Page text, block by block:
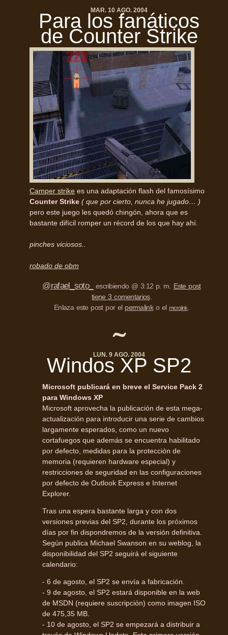
MAR. 10 AGO. 2004
Para los fanáticos
de Counter Strike
Camper strike es una adaptación flash del famosísimo
Counter Strike ( que por cierto, nunca he jugado… )
pero este juego les quedó chingón, ahora que es
bastante difícil romper un récord de los que hay ahí.
pinches viciosos..
robado de obm
@rafael_soto_ escribiendo @ 3:12 p. m. Este post
tiene 3 comentarios.
Enlaza este post por el permalinko el microlink
LUN. 9 AGO. 2004
Windos XP SP2
Microsoft publicará en breve el Service Pack 2
para Windows XP
Microsoft aprovecha la publicación de esta mega-
actualización para introducir una serie de cambios
largamente esperados, como un nuevo
cortafuegos que además se encuentra habilitado
por defecto, medidas para la protección de
memoria (requieren hardware especial) y
restricciones de seguridad en las configuraciones
por defecto de Outlook Express e Internet
Explorer.
Tras una espera bastante larga y con dos
versiones previas del SP2, durante los próximos
días por fin dispondremos de la versión definitiva.
Según publica Michael Swanson en su weblog, la
disponibilidad del SP2 seguirá el siguiente
calendario:
- 6 de agosto, el SP2 se envía a fabricación.
- 9 de agosto, el SP2 estará disponible en la web
de MSDN (requiere suscripción) como imagen ISO
de 475,35 MB.
- 10 de agosto, el SP2 se empezará a distribuir a